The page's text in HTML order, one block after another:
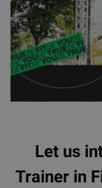
Let us
Trainer in